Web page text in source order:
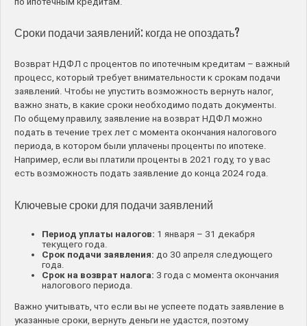
Сроки подачи заявлений: когда не опоздать?
Возврат НДФЛ с процентов по ипотечным кредитам – важный
процесс, который требует внимательности к срокам подачи
заявлений. Чтобы не упустить возможность вернуть налог,
важно знать, в какие сроки необходимо подать документы.
По общему правилу, заявление на возврат НДФЛ можно
подать в течение трех лет с момента окончания налогового
периода, в котором были уплачены проценты по ипотеке.
Например, если вы платили проценты в 2021 году, то у вас
есть возможность подать заявление до конца 2024 года.
Ключевые сроки для подачи заявлений
Период уплаты налогов: 1 января – 31 декабря
текущего года.
Срок подачи заявления: до 30 апреля следующего
года.
Срок на возврат налога: 3 года с момента окончания
налогового периода.
Важно учитывать, что если вы не успеете подать заявление в
указанные сроки, вернуть деньги не удастся, поэтому